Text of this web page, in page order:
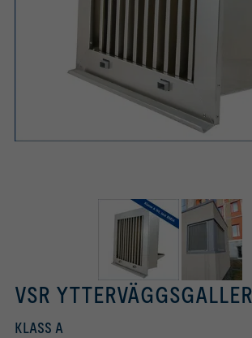
VSR YTTERVÄGGSGALLER
KLASS A